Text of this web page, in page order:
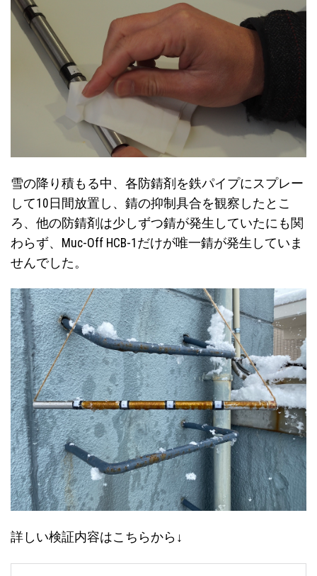
雪の降り積もる中、各防錆剤を鉄パイプにスプレー
して10日間放置し、錆の抑制具合を観察したとこ
ろ、他の防錆剤は少しずつ錆が発生していたにも関
わらず、Muc-Off HCB-1だけが唯一錆が発生していま
せんでした。
詳しい検証内容はこちらから↓